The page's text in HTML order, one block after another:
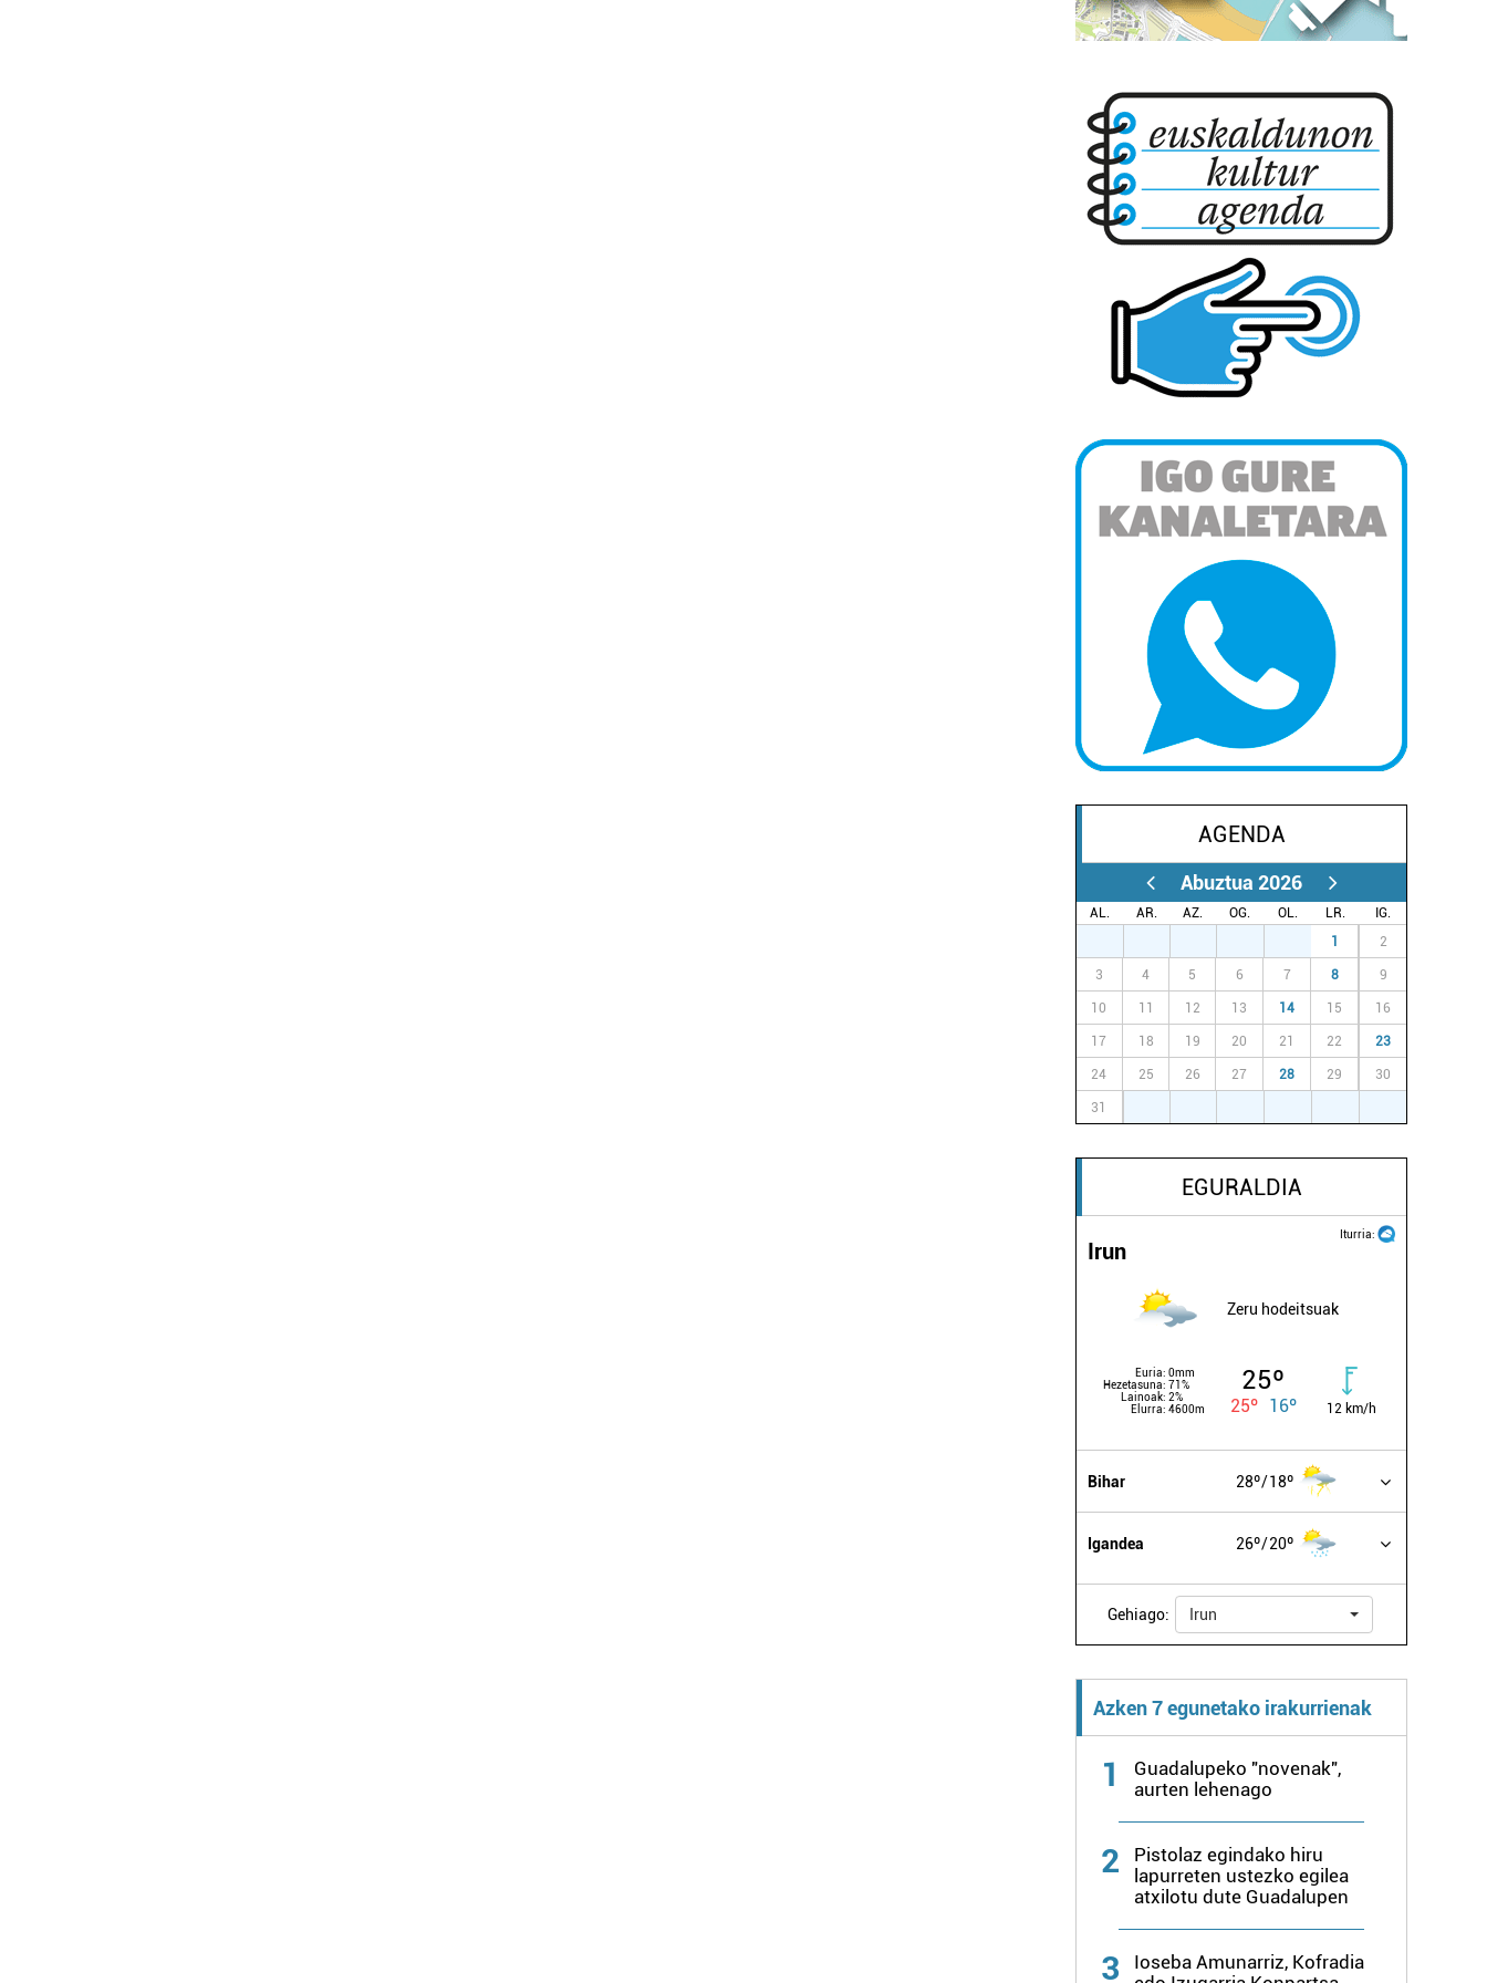
AGENDA
Abuztua 2026
AL. AR. AZ. OG. OL. LR.
IG.
1 2
3 4 5 6 7 8 9
10 11 12 13 14 15 16
17 18 19 20 21 22 23
24 25 26 27 28 29 30
31
EGURALDIA
Iturria:
Irun
Zeru hodeitsuak
Euria: 0mm
Hezetasuna: 71%
Lainoak: 2%
Elurra: 4600m
25º
25º 16º 12 km/h
Bihar 28º 18º
Igandea 26º 20º
Gehiago: Irun
Azken 7 egunetako irakurrienak
1
Guadalupeko "novenak",
aurten lehenago
2
Pistolaz egindako hiru
lapurreten ustezko egilea
atxilotu dute Guadalupen
3
Ioseba Amunarriz, Kofradia